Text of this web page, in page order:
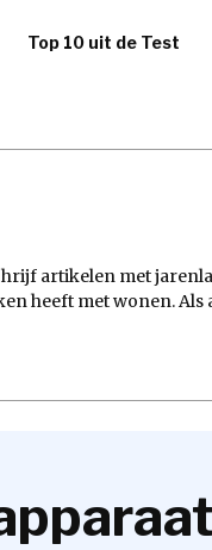
Top 10 uit de Test
artikelen met
heeft met wonen.